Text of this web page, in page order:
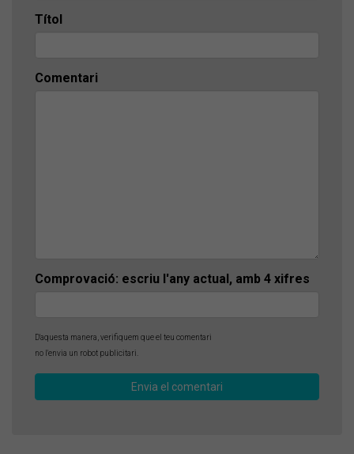
Títol
Comentari
Comprovació: escriu l'any actual, amb 4 xifres
D'aquesta manera, verifiquem que el teu comentari
no l'envia un robot publicitari.